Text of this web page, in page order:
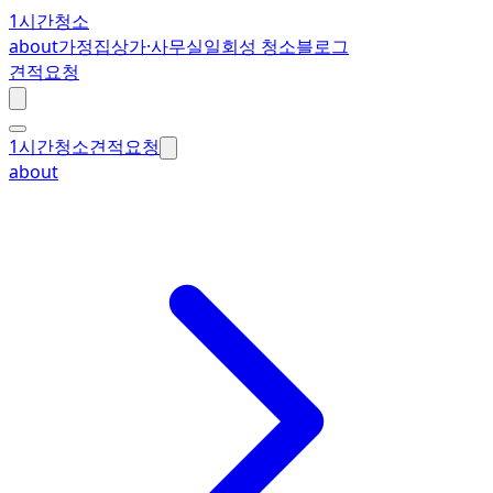
1시간청소
about가정집상가·사무실일회성 청소블로그
견적요청
1시간청소견적요청
about